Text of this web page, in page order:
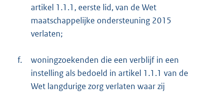
artikel 1.1.1, eerste lid, van de Wet
maatschappelijke ondersteuning 2015
verlaten;
f.
woningzoekenden die een verblijf in een
instelling als bedoeld in artikel 1.1.1 van de
Wet langdurige zorg verlaten waar zij